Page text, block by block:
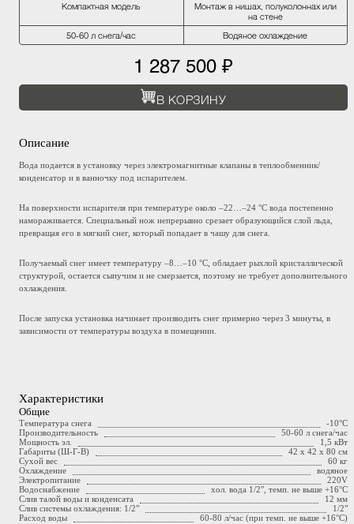
Компактная модель
Монтаж в нишах, полуколоннах или
на стене
50-60 л снега/час
Водяное охлаждение
1 287 500 ₽
В КОРЗИНУ
Описание
Вода подается в установку через электромагнитные клапаны в теплообменник/
конденсатор и в ванночку под испарителем.
На поверхности испарителя при температуре около –22…–24 °C вода постепенно
намораживается. Специальный нож непрерывно срезает образующийся слой льда,
превращая его в мягкий снег, который попадает в чашу для снега.
Получаемый снег имеет температуру –8…–10 °C, обладает рыхлой кристаллической
структурой, остается сыпучим и не смерзается, поэтому не требует дополнительного
охлаждения.
После запуска установка начинает производить снег примерно через 3 минуты, в
зависимости от температуры воздуха в помещении.
Характеристики
Общие
Температура снега
-10°C
Производительность
50-60 л снега/час
Мощность эл.
1,5 кВт
Габариты (Ш-Г-В)
42 х 42 х 80 см
Сухой вес
60 кг
Охлаждение
водяное
Электропитание
220V
Водоснабжение
хол. вода 1/2", темп. не выше +16°C
Слив талой воды и конденсата
12 мм
Слив системы охлаждения: 1/2"
1/2"
Расход воды
60-80 л/час (при темп. не выше +16°C)